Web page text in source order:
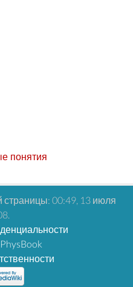
понятия
страницы: 00:49, 13 июля